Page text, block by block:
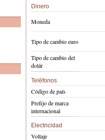
Dinero
Moneda
Tipo de cambio euro
Tipo de cambio del
dolár
Teléfonos
Código de país
Prefijo de marca
internacional
Electricidad
Voltaje